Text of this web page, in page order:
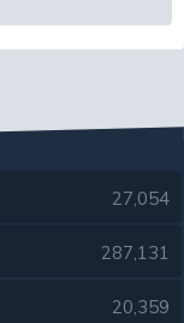
27,054
287,131
20,359